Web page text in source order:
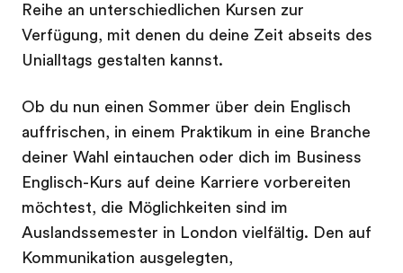
Reihe an unterschiedlichen Kursen zur
Verfügung, mit denen du deine Zeit abseits des
Unialltags gestalten kannst.
Ob du nun einen Sommer über dein Englisch
auffrischen, in einem Praktikum in eine Branche
deiner Wahl eintauchen oder dich im Business
Englisch-Kurs auf deine Karriere vorbereiten
möchtest, die Möglichkeiten sind im
Auslandssemester in London vielfältig. Den auf
Kommunikation ausgelegten,